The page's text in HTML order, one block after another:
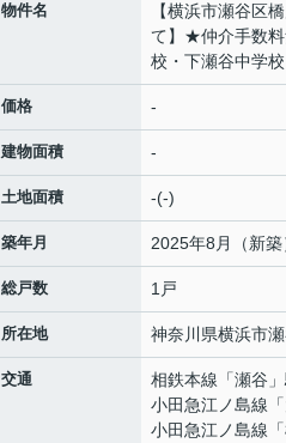
物件名
【横浜市瀬谷区
て】★仲介手数
校・下瀬谷中学校
価格 -
建物面積 -
土地面積 -(-)
築年月 2025年8月（新築
総戸数 1戸
所在地 神奈川県横浜市
交通 相鉄本線 「瀬谷
小田急江ノ島線 「
小田急江ノ島線 「